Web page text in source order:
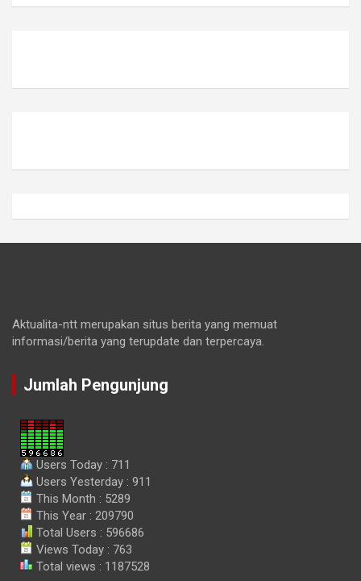
Aktualita-ntt merupakan situs berita yang memuat
informasi/berita yang terupdate dan terpercaya.
Jumlah Pengunjung
Users Today : 711
Users Yesterday : 911
This Month : 5289
This Year : 209790
Total Users : 596686
Views Today : 763
Total views : 1187528